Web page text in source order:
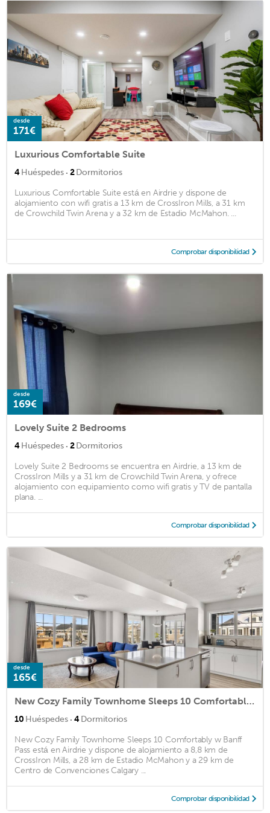
desde
171€
Luxurious Comfortable Suite
4Huéspedes · 2Dormitorios
Luxurious Comfortable Suite está en Airdrie y dispone de
alojamiento con wifi gratis a 13 km de CrossIron Mills, a 31 km
de Crowchild Twin Arena y a 32 km de Estadio McMahon. ...
Comprobar disponibilidad
desde
169€
Lovely Suite 2 Bedrooms
4Huéspedes · 2Dormitorios
Lovely Suite 2 Bedrooms se encuentra en Airdrie, a 13 km de
CrossIron Mills y a 31 km de Crowchild Twin Arena, y ofrece
alojamiento con equipamiento como wifi gratis y TV de pantalla
plana. ...
Comprobar disponibilidad
desde
165€
New Cozy Family Townhome Sleeps 10 Comfortably w Banff Pass
10 Huéspedes · 4Dormitorios
New Cozy Family Townhome Sleeps 10 Comfortably w Banff
Pass está en Airdrie y dispone de alojamiento a 8,8 km de
CrossIron Mills, a 28 km de Estadio McMahon y a 29 km de
Centro de Convenciones Calgary ...
Comprobar disponibilidad